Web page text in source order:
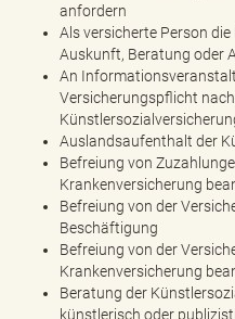
anfordern
Als versicherte Person
Auskunft, Beratung oder
An
Versicherungspflicht
Auslandsaufenthalt der
Befreiung von
Krankenversicherung
Befreiung von der
Beschäftigung
Befreiung von der
Krankenversicherung
Beratung der
künstlerisch oder